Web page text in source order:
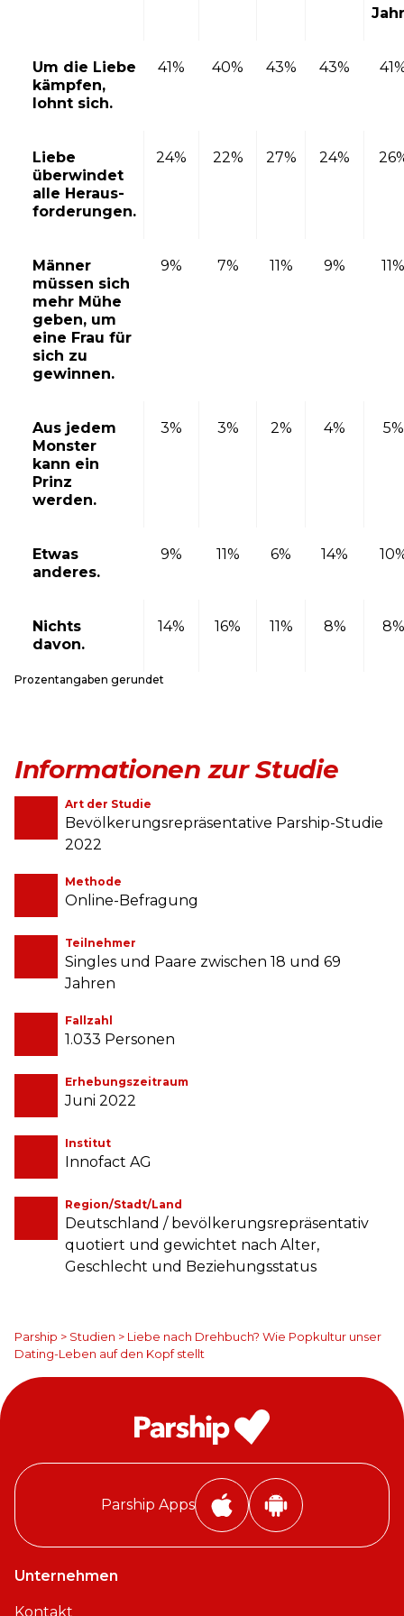
Um die Liebe
kämpfen,
lohnt sich.
41% 40% 43% 43%
Liebe
überwindet
alle Heraus-
forderungen.
24% 22% 27% 24%
Männer
müssen sich
mehr Mühe
geben, um
eine Frau für
sich zu
gewinnen.
9% 7% 11% 9% 11%
Aus jedem
Monster
kann ein
Prinz
werden.
3% 3% 2% 4% 5%
Etwas
anderes.
9% 11% 6% 14%
Nichts
davon.
14% 16% 11% 8% 8%
Prozentangaben gerundet
Informationen zur Studie
Art der Studie
Bevölkerungsrepräsentative Parship-Studie
2022
Methode
Online-Befragung
Teilnehmer
Singles und Paare zwischen 18 und 69
Jahren
Fallzahl
1.033 Personen
Erhebungszeitraum
Juni 2022
Institut
Innofact AG
Region/Stadt/Land
Deutschland / bevölkerungsrepräsentativ
quotiert und gewichtet nach Alter,
Geschlecht und Beziehungsstatus
Parship > Studien > Liebe nach Drehbuch? Wie Popkultur unser
Dating-Leben auf den Kopf stellt
Parship Apps
P
a
P
a
Unternehmen
Kontakt